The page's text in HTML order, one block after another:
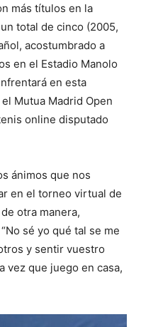
más títulos en la
total de cinco (2005,
acostumbrado a
en el Estadio Manolo
en esta
Mutua Madrid Open
online disputado
ánimos que nos
en el torneo virtual de
otra manera,
sé yo qué tal se me
y sentir vuestro
vez que juego en casa,